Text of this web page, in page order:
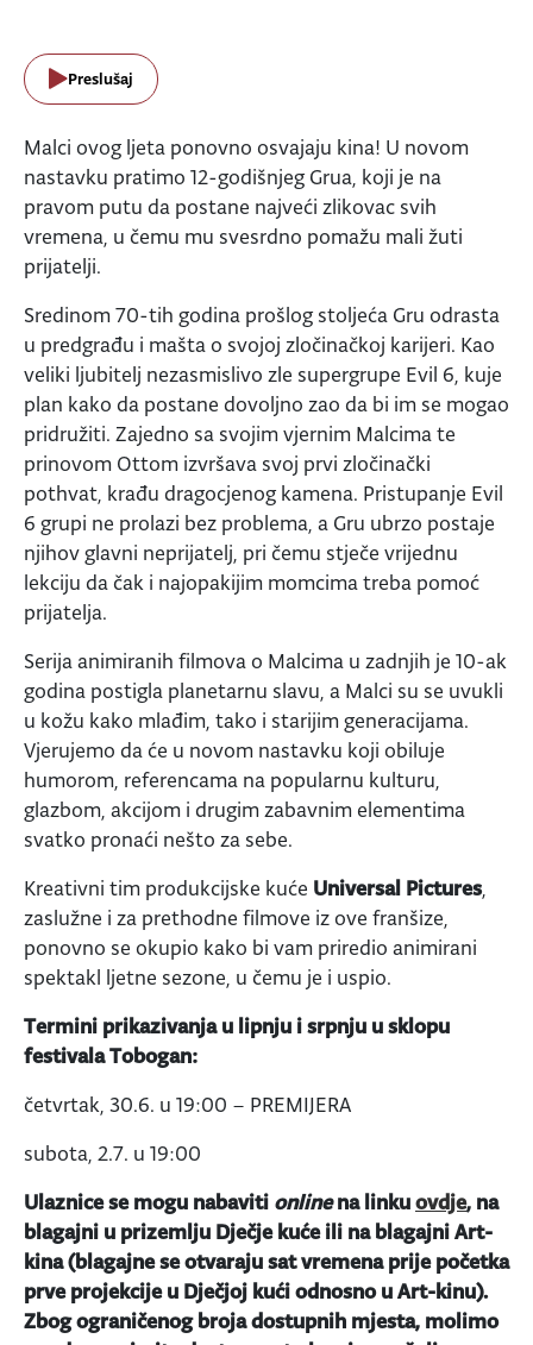
Preslušaj
Malci ovog ljeta ponovno osvajaju kina! U novom
nastavku pratimo 12-godišnjeg Grua, koji je na
pravom putu da postane najveći zlikovac svih
vremena, u čemu mu svesrdno pomažu mali žuti
prijatelji.
Sredinom 70-tih godina prošlog stoljeća Gru odrasta
u predgrađu i mašta o svojoj zločinačkoj karijeri. Kao
veliki ljubitelj nezasmislivo zle supergrupe Evil 6, kuje
plan kako da postane dovoljno zao da bi im se mogao
pridružiti. Zajedno sa svojim vjernim Malcima te
prinovom Ottom izvršava svoj prvi zločinački
pothvat, krađu dragocjenog kamena. Pristupanje Evil
6 grupi ne prolazi bez problema, a Gru ubrzo postaje
njihov glavni neprijatelj, pri čemu stječe vrijednu
lekciju da čak i najopakijim momcima treba pomoć
prijatelja.
Serija animiranih filmova o Malcima u zadnjih je 10-ak
godina postigla planetarnu slavu, a Malci su se uvukli
u kožu kako mlađim, tako i starijim generacijama.
Vjerujemo da će u novom nastavku koji obiluje
humorom, referencama na popularnu kulturu,
glazbom, akcijom i drugim zabavnim elementima
svatko pronaći nešto za sebe.
Kreativni tim produkcijske kuće Universal Pictures,
zaslužne i za prethodne filmove iz ove franšize,
ponovno se okupio kako bi vam priredio animirani
spektakl ljetne sezone, u čemu je i uspio.
Termini prikazivanja u lipnju i srpnju u sklopu
festivala Tobogan:
četvrtak, 30.6. u 19:00 – PREMIJERA
subota, 2.7. u 19:00
Ulaznice se mogu nabaviti onlinena linkuovdje, na
blagajni u prizemlju Dječje kuće ili na blagajni Art-
kina (blagajne se otvaraju sat vremena prije početka
prve projekcije u Dječjoj kući odnosno u Art-kinu).
Zbog ograničenog broja dostupnih mjesta, molimo